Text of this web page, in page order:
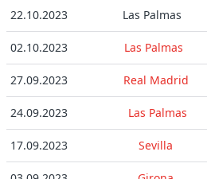
22.10.2023 Las Palmas
02.10.2023 Las Palmas
27.09.2023 Real Madrid
24.09.2023 Las Palmas
17.09.2023 Sevilla